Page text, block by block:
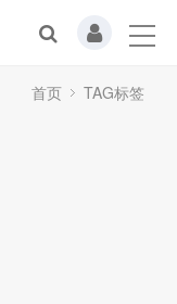
首页 TAG标签